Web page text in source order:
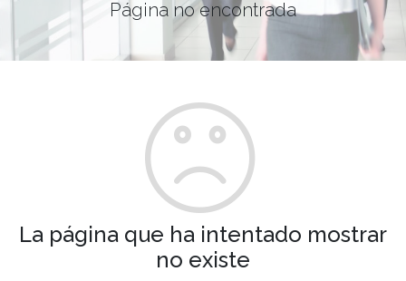
Página no encontrada
La página que ha intentado mostrar
no existe